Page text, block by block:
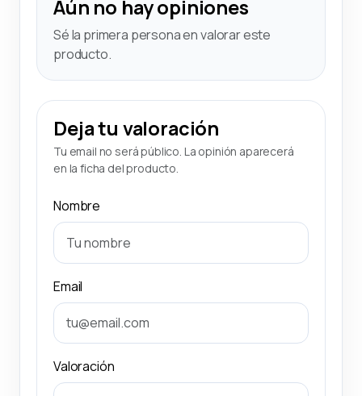
Aún no hay opiniones
Sé la primera persona en valorar este
producto.
Deja tu valoración
Tu email no será público. La opinión aparecerá
en la ficha del producto.
Nombre
Email
Valoración